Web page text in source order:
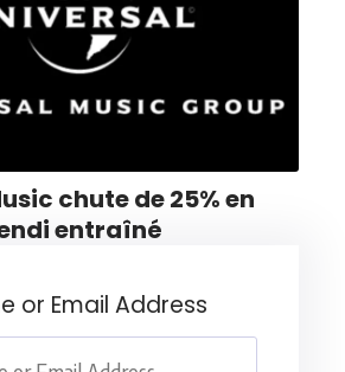
chute de 25% en
entraîné
or Email Address